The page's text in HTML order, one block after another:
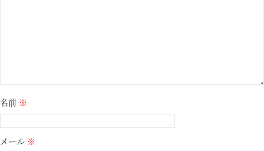
名前 ※
メール ※